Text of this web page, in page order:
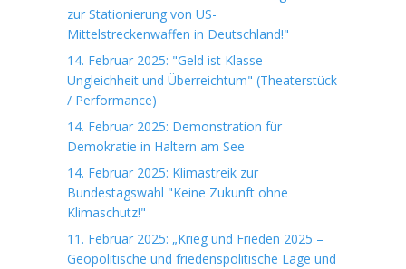
zur Stationierung von US-
Mittelstreckenwaffen in Deutschland!"
14. Februar 2025: "Geld ist Klasse -
Ungleichheit und Überreichtum" (Theaterstück
/ Performance)
14. Februar 2025: Demonstration für
Demokratie in Haltern am See
14. Februar 2025: Klimastreik zur
Bundestagswahl "Keine Zukunft ohne
Klimaschutz!"
11. Februar 2025: „Krieg und Frieden 2025 –
Geopolitische und friedenspolitische Lage und